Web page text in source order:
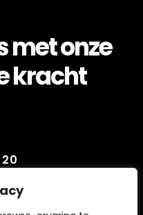
met onze
kracht